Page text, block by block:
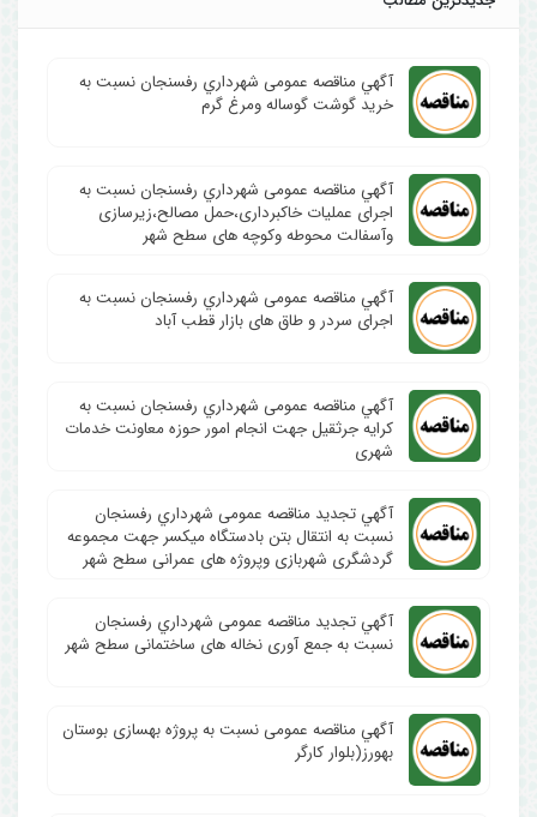
آگهي مناقصه عمومی شهرداري رفسنجان نسبت به
خرید گوشت گوساله ومرغ گرم
آگهي مناقصه عمومی شهرداري رفسنجان نسبت به
اجرای عملیات خاکبرداری،حمل مصالح،زیرسازی
وآسفالت محوطه وکوچه های سطح شهر
آگهي مناقصه عمومی شهرداري رفسنجان نسبت به
اجرای سردر و طاق های بازار قطب آباد
آگهي مناقصه عمومی شهرداري رفسنجان نسبت به
کرایه جرثقیل جهت انجام امور حوزه معاونت خدمات
شهری
آگهي تجدید مناقصه عمومی شهرداري رفسنجان
نسبت به انتقال بتن بادستگاه میکسر جهت مجموعه
گردشگری شهربازی وپروژه های عمرانی سطح شهر
آگهي تجدید مناقصه عمومی شهرداري رفسنجان
نسبت به جمع آوری نخاله های ساختمانی سطح شهر
آگهي مناقصه عمومی نسبت به پروژه بهسازی بوستان
بهورز(بلوار کارگر